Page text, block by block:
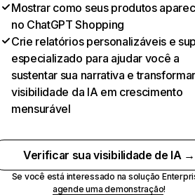
Mostrar como seus produtos
no ChatGPT Shopping
Crie relatórios personalizáveis e
especializado para ajudar você a
sustentar sua narrativa e
visibilidade da IA em crescimento
mensurável
Verificar sua visibilidade de IA →
Se você está interessado na solução
agende uma demonstração!